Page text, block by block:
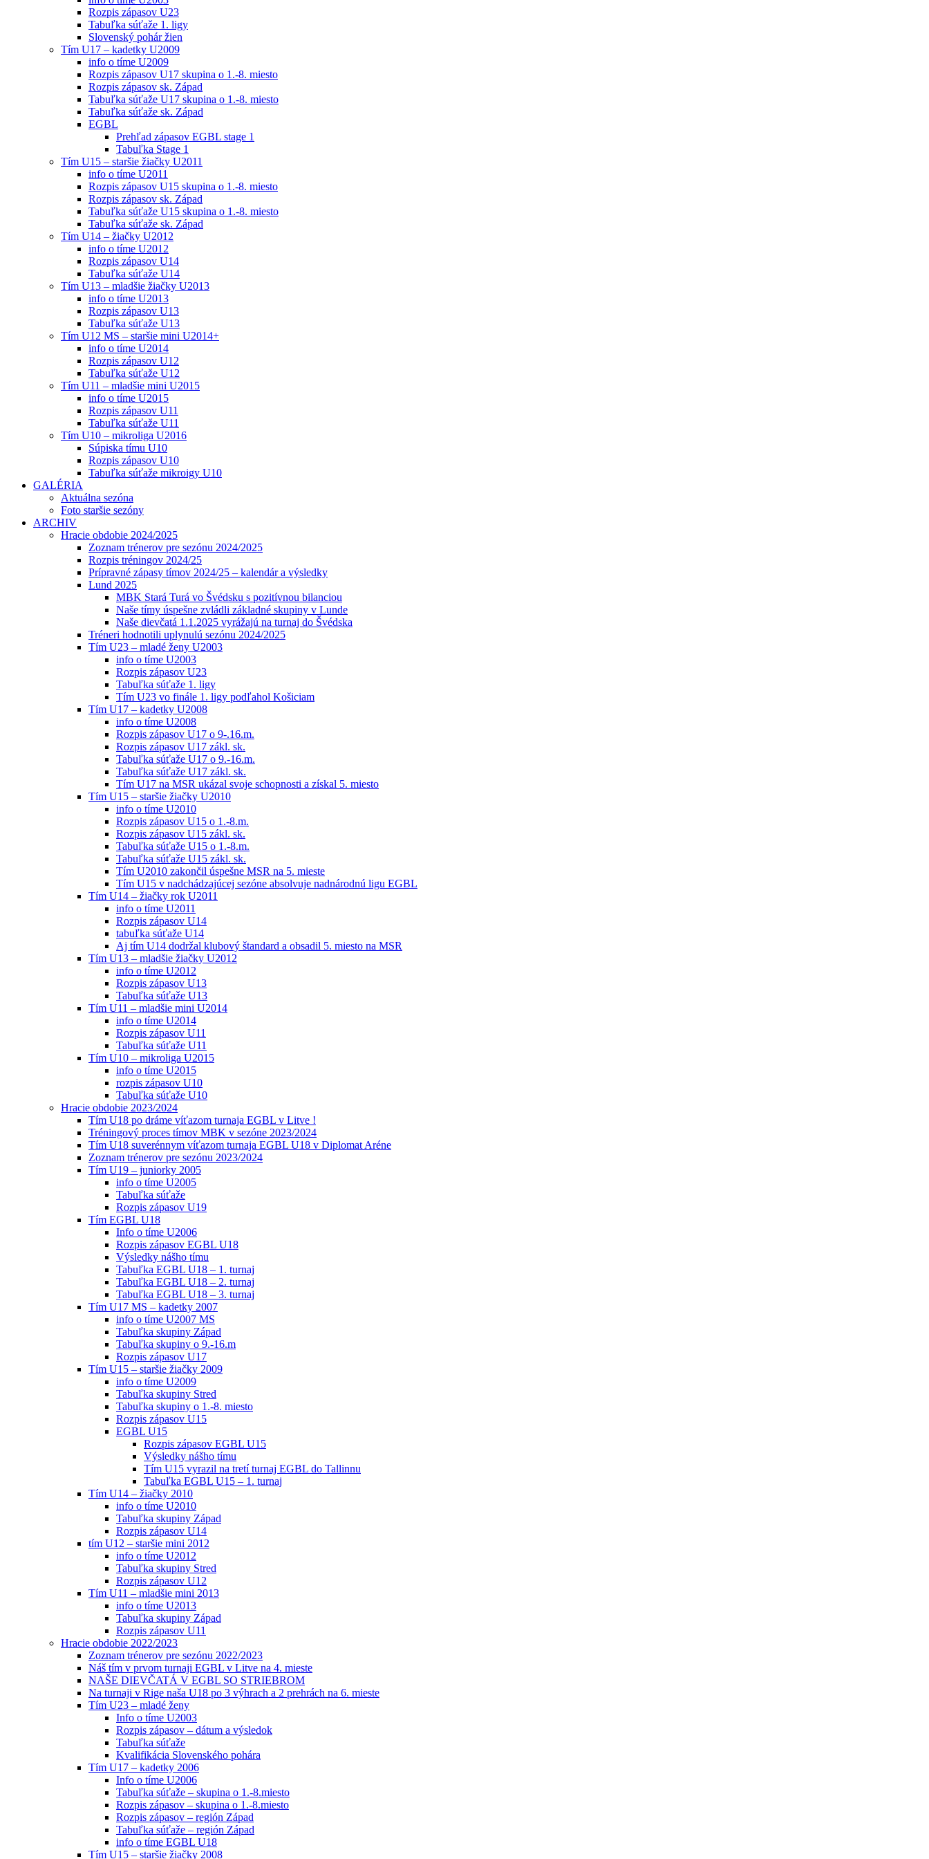
Rozpis zápasov U23
Tabuľka súťaže 1. ligy
Slovenský pohár žien
Tím U17 – kadetky U2009
info o tíme U2009
Rozpis zápasov U17 skupina o 1.-8. miesto
Rozpis zápasov sk. Západ
Tabuľka súťaže U17 skupina o 1.-8. miesto
Tabuľka súťaže sk. Západ
EGBL
Prehľad zápasov EGBL stage 1
Tabuľka Stage 1
Tím U15 – staršie žiačky U2011
info o tíme U2011
Rozpis zápasov U15 skupina o 1.-8. miesto
Rozpis zápasov sk. Západ
Tabuľka súťaže U15 skupina o 1.-8. miesto
Tabuľka súťaže sk. Západ
Tím U14 – žiačky U2012
info o tíme U2012
Rozpis zápasov U14
Tabuľka súťaže U14
Tím U13 – mladšie žiačky U2013
info o tíme U2013
Rozpis zápasov U13
Tabuľka súťaže U13
Tím U12 MS – staršie mini U2014+
info o tíme U2014
Rozpis zápasov U12
Tabuľka súťaže U12
Tím U11 – mladšie mini U2015
info o tíme U2015
Rozpis zápasov U11
Tabuľka súťaže U11
Tím U10 – mikroliga U2016
Súpiska tímu U10
Rozpis zápasov U10
Tabuľka súťaže mikroigy U10
GALÉRIA
Aktuálna sezóna
Foto staršie sezóny
ARCHIV
Hracie obdobie 2024/2025
Zoznam trénerov pre sezónu 2024/2025
Rozpis tréningov 2024/25
Prípravné zápasy tímov 2024/25 – kalendár a výsledky
Lund 2025
MBK Stará Turá vo Švédsku s pozitívnou bilanciou
Naše tímy úspešne zvládli základné skupiny v Lunde
Naše dievčatá 1.1.2025 vyrážajú na turnaj do Švédska
Tréneri hodnotili uplynulú sezónu 2024/2025
Tím U23 – mladé ženy U2003
info o tíme U2003
Rozpis zápasov U23
Tabuľka súťaže 1. ligy
Tím U23 vo finále 1. ligy podľahol Košiciam
Tím U17 – kadetky U2008
info o tíme U2008
Rozpis zápasov U17 o 9-.16.m.
Rozpis zápasov U17 zákl. sk.
Tabuľka súťaže U17 o 9.-16.m.
Tabuľka súťaže U17 zákl. sk.
Tím U17 na MSR ukázal svoje schopnosti a získal 5. miesto
Tím U15 – staršie žiačky U2010
info o tíme U2010
Rozpis zápasov U15 o 1.-8.m.
Rozpis zápasov U15 zákl. sk.
Tabuľka súťaže U15 o 1.-8.m.
Tabuľka súťaže U15 zákl. sk.
Tím U2010 zakončil úspešne MSR na 5. mieste
Tím U15 v nadchádzajúcej sezóne absolvuje nadnárodnú ligu EGBL
Tím U14 – žiačky rok U2011
info o tíme U2011
Rozpis zápasov U14
tabuľka súťaže U14
Aj tím U14 dodržal klubový štandard a obsadil 5. miesto na MSR
Tím U13 – mladšie žiačky U2012
info o tíme U2012
Rozpis zápasov U13
Tabuľka súťaže U13
Tím U11 – mladšie mini U2014
info o tíme U2014
Rozpis zápasov U11
Tabuľka súťaže U11
Tím U10 – mikroliga U2015
info o tíme U2015
rozpis zápasov U10
Tabuľka súťaže U10
Hracie obdobie 2023/2024
Tím U18 po dráme víťazom turnaja EGBL v Litve !
Tréningový proces tímov MBK v sezóne 2023/2024
Tím U18 suverénnym víťazom turnaja EGBL U18 v Diplomat Aréne
Zoznam trénerov pre sezónu 2023/2024
Tím U19 – juniorky 2005
info o tíme U2005
Tabuľka súťaže
Rozpis zápasov U19
Tím EGBL U18
Info o tíme U2006
Rozpis zápasov EGBL U18
Výsledky nášho tímu
Tabuľka EGBL U18 – 1. turnaj
Tabuľka EGBL U18 – 2. turnaj
Tabuľka EGBL U18 – 3. turnaj
Tím U17 MS – kadetky 2007
info o tíme U2007 MS
Tabuľka skupiny Západ
Tabuľka skupiny o 9.-16.m
Rozpis zápasov U17
Tím U15 – staršie žiačky 2009
info o tíme U2009
Tabuľka skupiny Stred
Tabuľka skupiny o 1.-8. miesto
Rozpis zápasov U15
EGBL U15
Rozpis zápasov EGBL U15
Výsledky nášho tímu
Tím U15 vyrazil na tretí turnaj EGBL do Tallinnu
Tabuľka EGBL U15 – 1. turnaj
Tím U14 – žiačky 2010
info o tíme U2010
Tabuľka skupiny Západ
Rozpis zápasov U14
tím U12 – staršie mini 2012
info o tíme U2012
Tabuľka skupiny Stred
Rozpis zápasov U12
Tím U11 – mladšie mini 2013
info o tíme U2013
Tabuľka skupiny Západ
Rozpis zápasov U11
Hracie obdobie 2022/2023
Zoznam trénerov pre sezónu 2022/2023
Náš tím v prvom turnaji EGBL v Litve na 4. mieste
NAŠE DIEVČATÁ V EGBL SO STRIEBROM
Na turnaji v Rige naša U18 po 3 výhrach a 2 prehrách na 6. mieste
Tím U23 – mladé ženy
Info o tíme U2003
Rozpis zápasov – dátum a výsledok
Tabuľka súťaže
Kvalifikácia Slovenského pohára
Tím U17 – kadetky 2006
Info o tíme U2006
Tabuľka súťaže – skupina o 1.-8.miesto
Rozpis zápasov – skupina o 1.-8.miesto
Rozpis zápasov – región Západ
Tabuľka súťaže – región Západ
info o tíme EGBL U18
Tím U15 – staršie žiačky 2008